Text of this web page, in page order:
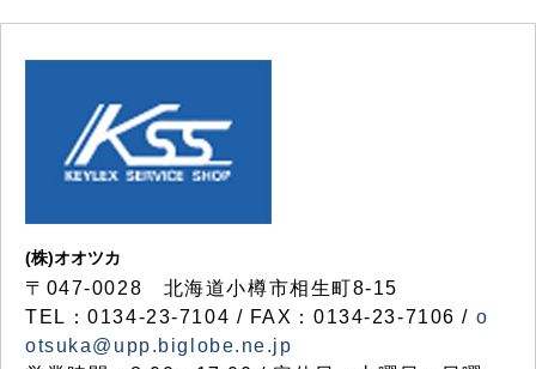
(株)オオツカ
〒047-0028 北海道小樽市相生町8-15
TEL：0134-23-7104 / FAX：0134-23-7106 / o
otsuka@upp.biglobe.ne.jp